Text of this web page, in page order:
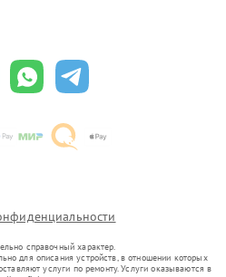
справочный характер.
для описания устройств, в отношении которых
услуги по ремонту. Услуги оказываются в